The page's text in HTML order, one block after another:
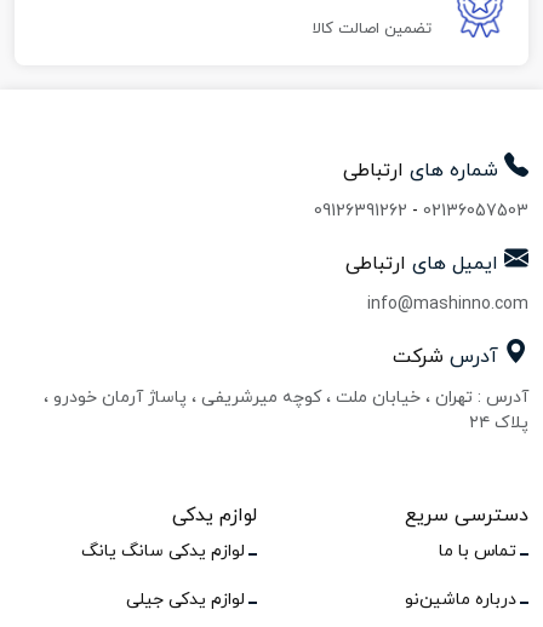
تضمین اصالت کالا
شماره های ارتباطی
02136057503
-
09126391262
ایمیل های ارتباطی
info@mashinno.com
آدرس شرکت
آدرس : تهران ، خیابان ملت ، کوچه میرشریفی ، پاساژ آرمان خودرو ،
پلاک ۲۴
دسترسی سریع
تماس با ما
درباره ماشین‌نو
لوازم یدکی
لوازم یدکی سانگ یانگ
لوازم یدکی جیلی